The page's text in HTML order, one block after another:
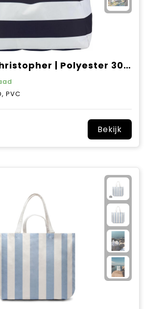
Strandtas Christopher | Polyester 300D | 20 l
PVC
Bekijk